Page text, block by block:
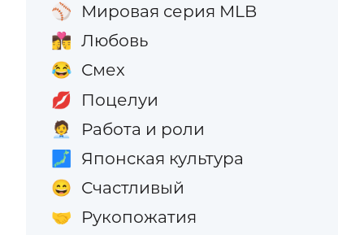
⚾ Мировая серия MLB
👩‍❤️‍💋‍👨 Любовь
😂 Смех
💋 Поцелуи
🧑‍💼 Работа и роли
🗾 Японская культура
😄 Счастливый
🤝 Рукопожатия